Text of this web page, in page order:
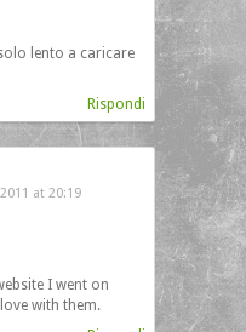
lento a caricare
Rispondi
at 20:19
I went on
with them.